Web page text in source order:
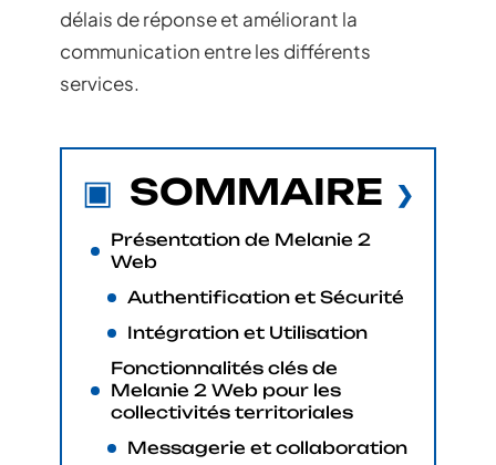
délais de réponse et améliorant la
communication entre les différents
services.
SOMMAIRE
Présentation de Melanie 2
Web
Authentification et Sécurité
Intégration et Utilisation
Fonctionnalités clés de
Melanie 2 Web pour les
collectivités territoriales
Messagerie et collaboration